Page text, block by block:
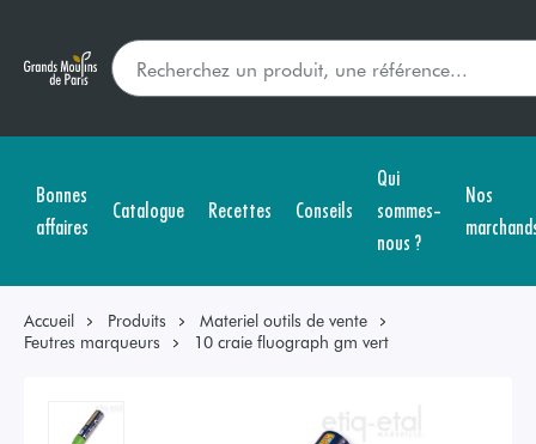
Bonnes
affaires
Catalogue Recettes Conseils
Qui
sommes-
nous ?
Nos
Accueil Produits
Materiel outils de vente
Feutres marqueurs
10 craie fluograph gm vert